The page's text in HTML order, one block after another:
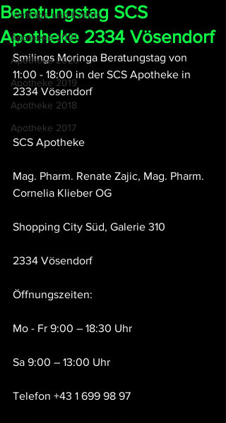
Vorträge und Events
Apotheke 2021
Apotheke 2020
Apotheke 2019
Apotheke 2018
Apotheke 2017
Beratungstag SCS
Apotheke 2334 Vösendorf
Smilings Moringa Beratungstag von
11:00 - 18:00 in der SCS Apotheke in
2334 Vösendorf
SCS Apotheke
Mag. Pharm. Renate Zajic, Mag. Pharm.
Cornelia Klieber OG
Shopping City Süd, Galerie 310
2334 Vösendorf
Öffnungszeiten:
Mo - Fr 9:00 – 18:30 Uhr
Sa 9:00 – 13:00 Uhr
Telefon +43 1 699 98 97